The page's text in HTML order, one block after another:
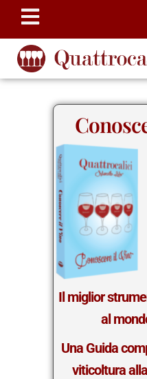
Il miglior
al
Una Guida
viticoltura